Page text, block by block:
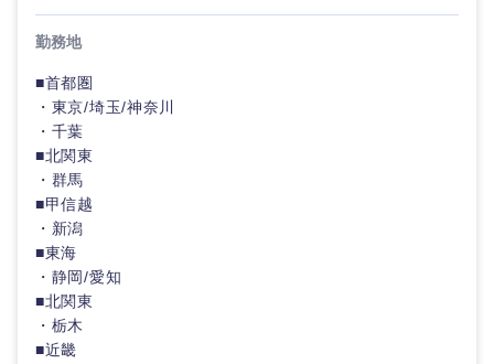
勤務地
■首都圏
・東京/埼玉/神奈川
・千葉
■北関東
・群馬
■甲信越
・新潟
■東海
・静岡/愛知
■北関東
・栃木
■近畿